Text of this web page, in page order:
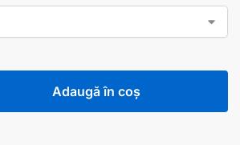
Adaugă în coș